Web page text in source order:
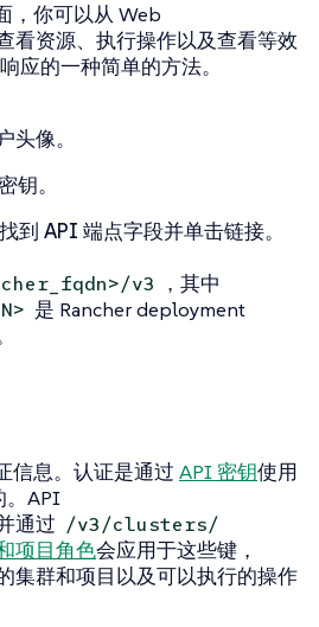
，你可以从 Web
看资源、执行操作以及查看等效
应的一种简单的方法。
头像。
钥。
到 API 端点字段并单击链接。
v3 ，其中
是 Rancher deployment
信息。认证是通过 API 密钥使用
。API
通过 /v3/clusters/
项目角色会应用于这些键，
集群和项目以及可以执行的操作